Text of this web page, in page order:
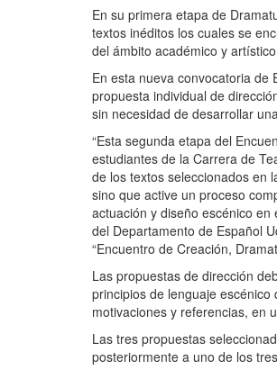
En su primera etapa de
textos inéditos los cuales se
del ámbito académico y
En esta nueva convocatoria de
propuesta individual de
sin necesidad de desarrollar
“Esta segunda etapa del
estudiantes de la Carrera de
de los textos seleccionados en
sino que active un proceso
actuación y diseño escénico
del Departamento de Español
“Encuentro de Creación,
Las propuestas de dirección
principios de lenguaje
motivaciones y referencias, en
Las tres propuestas
posteriormente a uno de los